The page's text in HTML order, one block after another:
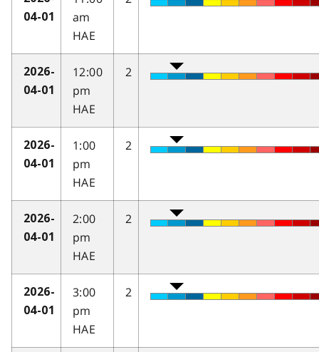
04-01
am
HAE
2026-
04-01
12:00
pm
HAE
2
2026-
04-01
1:00
pm
HAE
2
2026-
04-01
2:00
pm
HAE
2
2026-
04-01
3:00
pm
HAE
2